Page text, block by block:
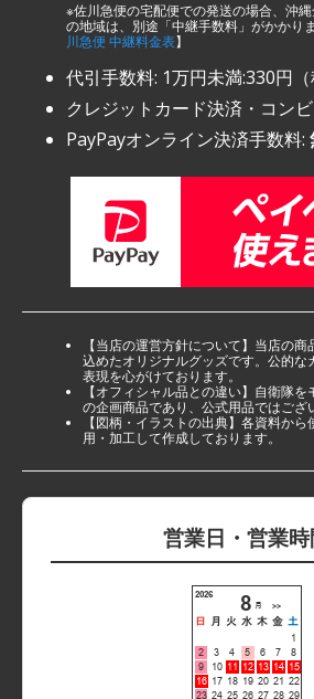
※佐川急便の宅配便での発送の場合、沖
の地域は、別途「中継手数料」がかかり
川急便 中継料金表】
代引手数料: 1万円未満:330円
クレジットカード決済・コン
PayPayオンライン決済手数料:
【当店の運営方針について】当店の
込めたオリジナルグッズです。公的な
表現を心がけております。
【オフィシャル品との違い】自衛隊
の企画商品であり、公式用品ではござ
【図柄・イラストの出典】各資料か
用・加工して作成しております。
営業日・営業